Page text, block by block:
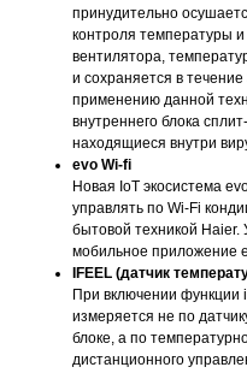
принудительно
контроля температуры
вентилятора,
и сохраняется в
применению данной
внутреннего блока
находящиеся внутри
evo Wi-fi
Новая IoT экосистема
управлять по Wi-Fi
бытовой техникой Haier.
мобильное приложение
IFEEL (датчик
При включении функции
измеряется не по
блоке, а по
дистанционного